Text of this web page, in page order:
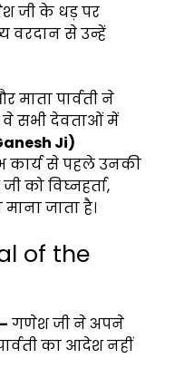
जी के धड़ पर
वरदान से उन्हें
पार्वती ने
वे सभी देवताओं में
Ji)
कार्य से पहले उनकी
को विघ्नहर्ता,
जाता है।
of the
गणेश जी ने अपने
का आदेश नहीं